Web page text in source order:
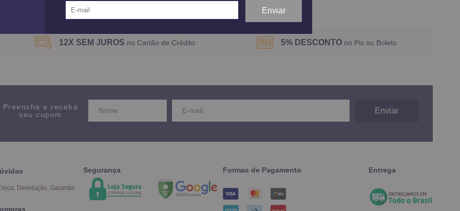
12X SEM JUROS no Cartão de Crédito 5% DESCONTO no Pix ou Boleto
Preencha e receba
seu cupom
Devolução, Garantia
Segurança Formas de Pagamento Entrega